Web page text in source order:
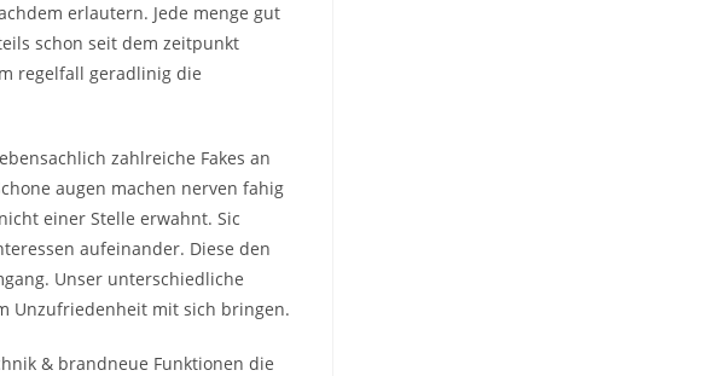
erlautern. Jede menge gut
schon seit dem zeitpunkt
regelfall geradlinig die
zahlreiche Fakes an
augen machen nerven fahig
einer Stelle erwahnt. Sic
aufeinander. Diese den
Unser unterschiedliche
Unzufriedenheit mit sich bringen.
& brandneue Funktionen die